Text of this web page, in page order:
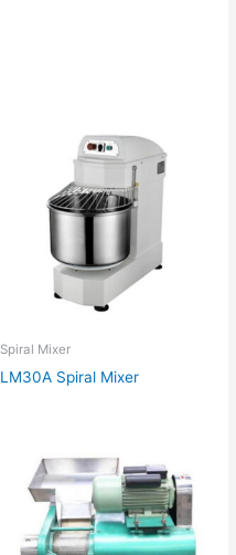
Spiral Mixer
LM30A Spiral Mixer